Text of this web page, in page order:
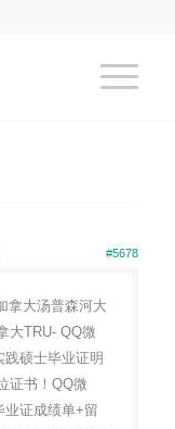
#5678
拿大汤普森河大
大TRU- QQ微
践硕士毕业证明
证书！QQ微
业证成绩单+留